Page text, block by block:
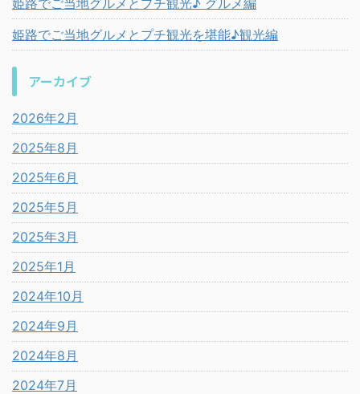
姫路でご当地グルメとプチ観光を堪能♪観光編
アーカイブ
2026年2月
2025年8月
2025年6月
2025年5月
2025年3月
2025年1月
2024年10月
2024年9月
2024年8月
2024年7月